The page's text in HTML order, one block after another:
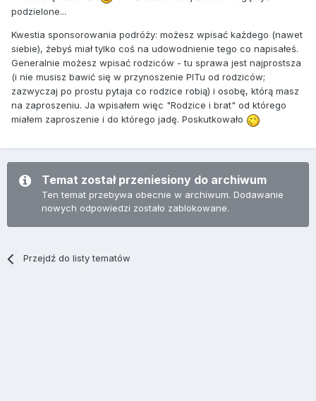
podzielone...
Kwestia sponsorowania podróży: możesz wpisać każdego (nawet
siebie), żebyś miał tylko coś na udowodnienie tego co napisałeś.
Generalnie możesz wpisać rodziców - tu sprawa jest najprostsza
(i nie musisz bawić się w przynoszenie PITu od rodziców;
zazwyczaj po prostu pytaja co rodzice robią) i osobę, którą masz
na zaproszeniu. Ja wpisałem więc "Rodzice i brat" od którego
miałem zaproszenie i do którego jadę. Poskutkowało
Temat został przeniesiony do archiwum
Ten temat przebywa obecnie w archiwum. Dodawanie
nowych odpowiedzi zostało zablokowane.
Przejdź do listy tematów